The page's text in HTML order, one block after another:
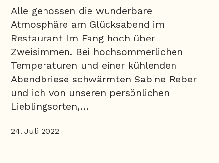
Alle genossen die wunderbare
Atmosphäre am Glücksabend im
Restaurant Im Fang hoch über
Zweisimmen. Bei hochsommerlichen
Temperaturen und einer kühlenden
Abendbriese schwärmten Sabine Reber
und ich von unseren persönlichen
Lieblingsorten,…
24. Juli 2022